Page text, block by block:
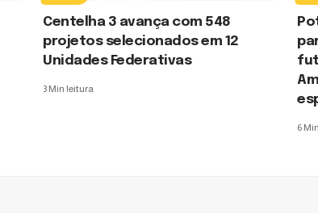
Centelha 3 avança com 548
projetos selecionados em 12
Unidades Federativas
3 Min leitura
6